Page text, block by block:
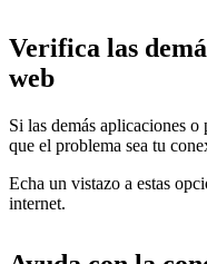
Verifica las
web
Si las demás aplicaciones
que el problema sea tu
Echa un vistazo a estas
internet.